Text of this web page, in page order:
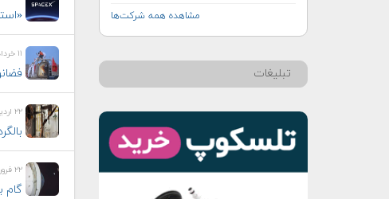
مشاهده همه شرکت‌ها
تبلیغات
۱۱ خرداد ماه ۱۴۰۵
۲۲ اردیبهشت ماه ۱۴۰۵
۲۲ فروردین ماه ۱۴۰۵
گام